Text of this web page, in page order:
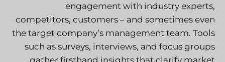
engagement with industry experts,
competitors, customers – and sometimes even
the target company’s management team. Tools
such as surveys, interviews, and focus groups
gather firsthand insights that clarify market